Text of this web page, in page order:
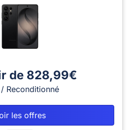
de 828,99€
Reconditionné
les offres